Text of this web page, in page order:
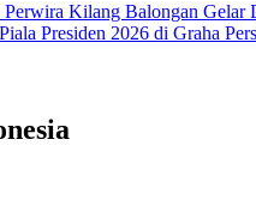
Kilang Balongan Gelar
Presiden 2026 di Graha